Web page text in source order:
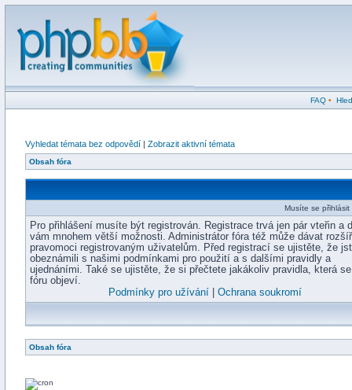
FAQ•
Vyhledat témata bez odpovědí | Zobrazit aktivní témata
Obsah fóra
Musíte se
Pro přihlášení musíte být registrován. Registrace trvá jen pár vteřin a
vám mnohem větší možnosti. Administrátor fóra též může dávat
pravomoci registrovaným uživatelům. Před registrací se ujistěte, že
obeznámili s našimi podmínkami pro použití a s dalšími pravidly a
ujednáními. Také se ujistěte, že si přečtete jakákoliv pravidla, která
fóru objeví.
Podmínky pro užívání
Ochrana soukromí
Obsah fóra